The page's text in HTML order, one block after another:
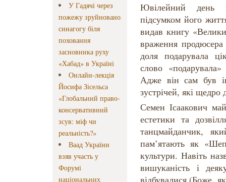
У Гадячі через
пожежу зруйновано
синагогу біля
поховання
засновника руху
«Хабад» в Україні
Онлайн-лекція
Йосифа Зісельса
«Глобальний право-
консервативний
зсув: міф чи
реальність?»
Ваад України
взяв участь у
Форумі
національних
Ювілейний день
підсумком його
видав книгу
враження
доля подарувала
слово
Адже він сам був
зустрічей, які
Семен Ісаакович
естетики та
танцмайданчик,
пам’ятають як
культури. Навіть
вишуканість і
відбувалися (Боже,